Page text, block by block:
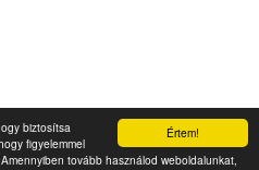
Értem!
biztosítsa
figyelemmel
tovább használod weboldalunkat,